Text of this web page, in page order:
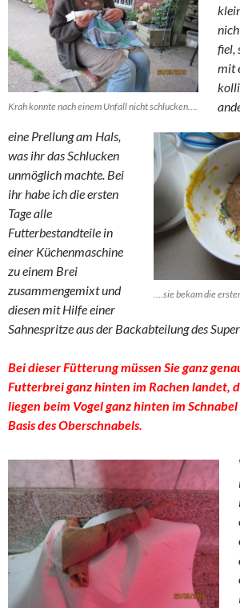
Krah konnte nach einem Unfall nicht schlucken….
….sie bekam die
fiel,
mit
eine Prellung am Hals,
was ihr das Schlucken
unmöglich machte. Bei
ihr habe ich die ersten
Tage alle
Futterbestandteile in
einer Küchenmaschine
zu einem Brei
zusammengemixt und
diesen mit Hilfe einer
Sahnespritze aus der Backabteilung des
Bei dieser Fütterung müssen Sie ganz
Futterbrei ganz hinten im Rachen landet,
liegen beim Vogel ganz hinten im
Basis des Oberschnabels.